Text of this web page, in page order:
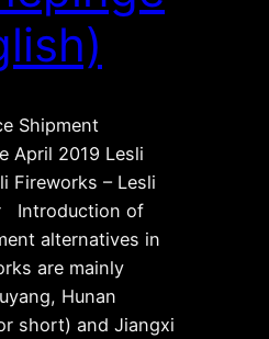
Shipment
April 2019 Lesli
Fireworks – Lesli
Introduction of
alternatives in
are mainly
Hunan
short) and Jiangxi